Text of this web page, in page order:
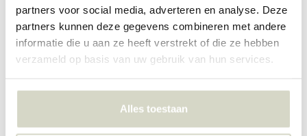
partners voor social media, adverteren en analyse. Deze
partners kunnen deze gegevens combineren met andere
informatie die u aan ze heeft verstrekt of die ze hebben
verzameld op basis van uw gebruik van hun services.
Alles toestaan
Normann Copenhagen
Bell hanglamp small white
Hubsch
Luminary hanglamp